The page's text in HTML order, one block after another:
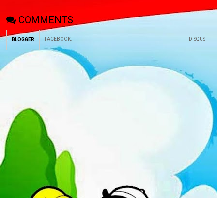
COMMENTS
BLOGGER FACEBOOK: DISQUS